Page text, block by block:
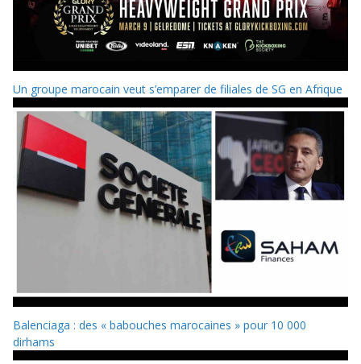
Un groupe marocain veut s’emparer de filiales de SG en Afrique
Balenciaga : des « babouches marocaines » pour 10 000
dirhams